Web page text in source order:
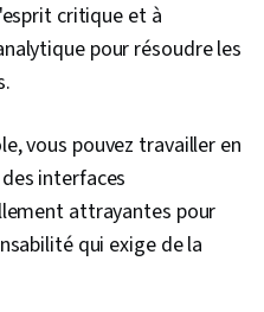
critique et à
pour résoudre les
vous pouvez travailler en
interfaces
attrayantes pour
qui exige de la